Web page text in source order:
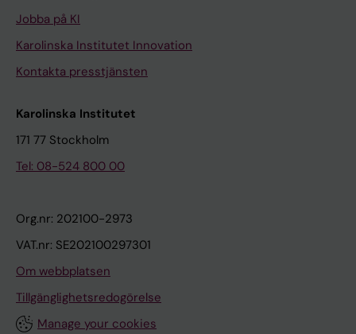
Jobba på KI
Karolinska Institutet Innovation
Kontakta presstjänsten
Karolinska Institutet
171 77 Stockholm
Tel: 08-524 800 00
Org.nr: 202100-2973
VAT.nr: SE202100297301
Om webbplatsen
Tillgänglighetsredogörelse
Manage your cookies